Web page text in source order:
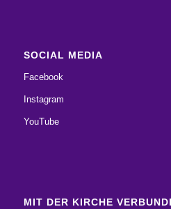
SOCIAL MEDIA
Facebook
Instagram
YouTube
MIT DER KIRCHE